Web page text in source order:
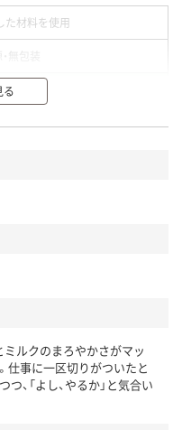
た材料を使用
しやすい設計
商品詳細「
目
」で確認できます。
る
ルクのまろやかさがマッ
仕事に一区切りがついたと
、「よし、やるか」と気合い